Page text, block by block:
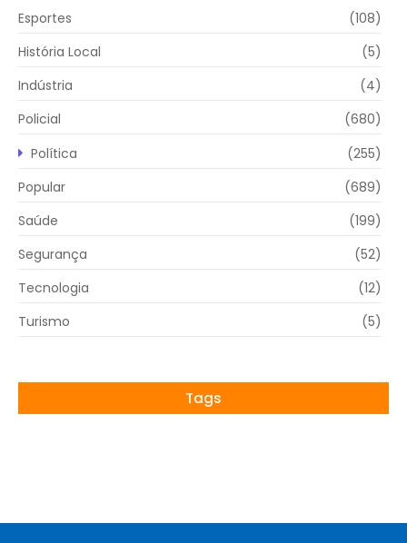
Esportes
(108)
História Local
(5)
Indústria
(4)
Policial
(680)
Política
(255)
Popular
(689)
Saúde
(199)
Segurança
(52)
Tecnologia
(12)
Turismo
(5)
Tags